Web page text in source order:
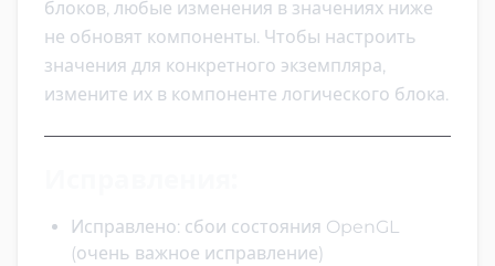
блоков, любые изменения в значениях ниже
не обновят компоненты. Чтобы настроить
значения для конкретного экземпляра,
измените их в компоненте логического блока.
Исправлено: сбои состояния OpenGL
(очень важное исправление)